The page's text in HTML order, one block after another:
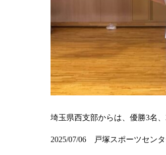
埼玉県西支部からは、優勝3名
2025/07/06 戸塚スポーツセン